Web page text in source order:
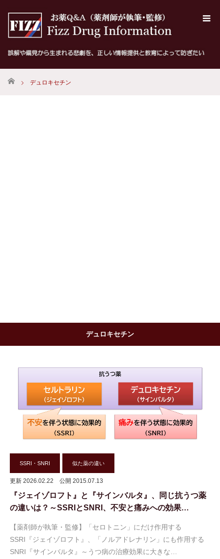
ホーム デュロキセチン
デュロキセチン
SSRI・SNRI 似た薬の違い
更新 2026.02.22 公開 2015.07.13
『ジェイゾロフト』と『サインバルタ』、同じ抗うつ薬
の違いは？～SSRIとSNRI、不安と痛みへの効果…
【薬剤師が執筆・監修】「セロトニン」にだけ作用する
SSRI『ジェイゾロフト』、「ノルアドレナリン」にも作用する
SNRI『サインバルタ』～うつ病の治療効果に大きな…